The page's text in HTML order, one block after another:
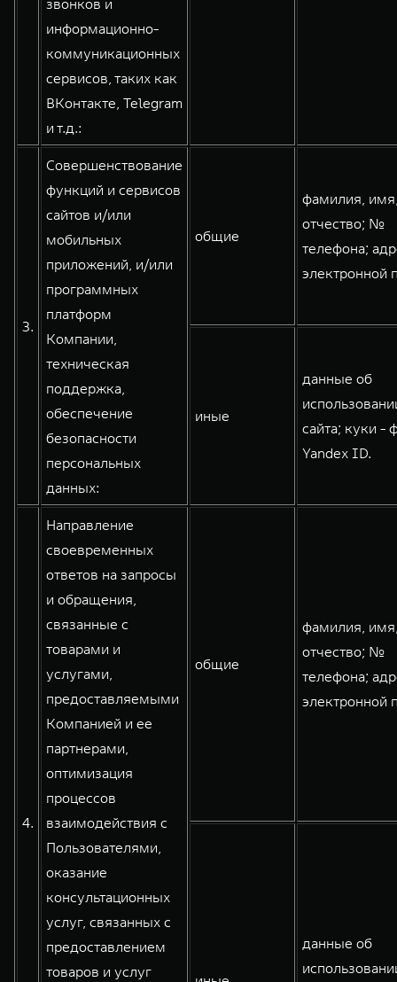
звонков и
информационно-
коммуникационных
сервисов, таких как
ВКонтакте, Telegram
и т.д.:
3.
Совершенствование
функций и сервисов
сайтов и/или
мобильных
приложений, и/или
программных
платформ
Компании,
техническая
поддержка,
обеспечение
безопасности
персональных
данных:
общие
фамилия,
отчество; №
телефона;
электронной
иные
данные об
сайта; куки -
Yandex ID.
4.
Направление
своевременных
ответов на запросы
и обращения,
связанные с
товарами и
услугами,
предоставляемыми
Компанией и ее
партнерами,
оптимизация
процессов
взаимодействия с
Пользователями,
оказание
консультационных
услуг, связанных с
предоставлением
товаров и услуг
общие
фамилия,
отчество; №
телефона;
электронной
данные об